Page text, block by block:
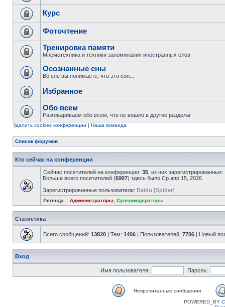
Курс
Фоточтение
Тренировка памяти
Мнемотехника и техники запоминания иностранных слов
Осознанные сны
Во сне вы понимаете, что это сон...
Избранное
Обо всем
Разговариваем обо всем, что не вошло в другие разделы
Удалить cookies конференции | Наша команда
Список форумов
Кто сейчас на конференции
Сейчас посетителей на конференции: 35 , из них
Больше всего посетителей (6907) здесь было Ср апр 15, 2026
Зарегистрированные пользователи: Baidu [Spider]
Легенда :: Администраторы Супермодераторы
Статистика
Всего сообщений: 13820 | Тем: 1406 | Пользователей: 7706 | Новый
Вход
Имя пользователя: Пароль:
Непрочитанные сообщения
POWERED_BY